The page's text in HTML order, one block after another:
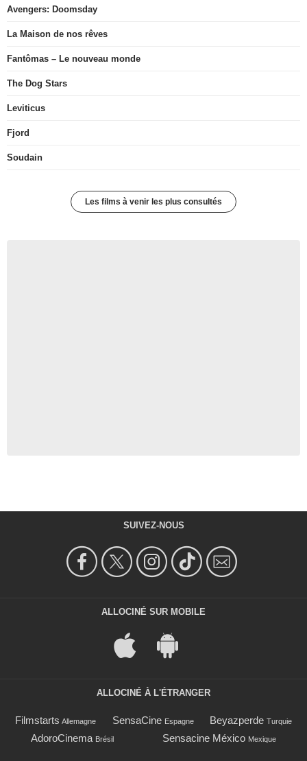
Avengers: Doomsday
La Maison de nos rêves
Fantômas – Le nouveau monde
The Dog Stars
Leviticus
Fjord
Soudain
Les films à venir les plus consultés
SUIVEZ-NOUS
ALLOCINÉ SUR MOBILE
ALLOCINÉ À L'ÉTRANGER
Filmstarts Allemagne SensaCine Espagne Beyazperde Turquie
AdoroCinema Brésil Sensacine México Mexique